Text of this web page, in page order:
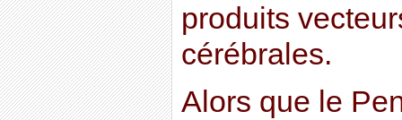
produits
cérébrales.
Alors que le